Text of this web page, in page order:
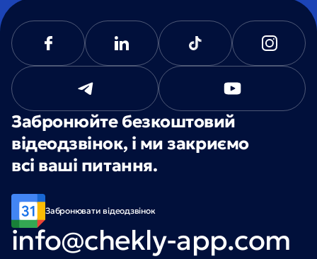
Забронюйте безкоштовий
відеодзвінок, і ми закриємо
всі ваші питання.
Забронювати відеодзвінок
info@chekly-app.com